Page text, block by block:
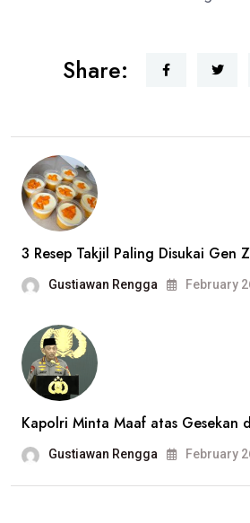
Share:
3 Resep Takjil Paling Disukai Gen
Gustiawan Rengga February
Kapolri Minta Maaf atas Gesekan
Gustiawan Rengga February